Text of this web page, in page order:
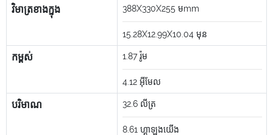
វិមាត្រខាងក្នុង 388X330X255 មmm
15.28X12.99X10.04 មុន
កម្ពស់ 1.87រ៉ូម
4.12 អ៊ីមែល
បរិមាណ 32.6 លីត្រ
8.61 ហ្គាឡុងយើង